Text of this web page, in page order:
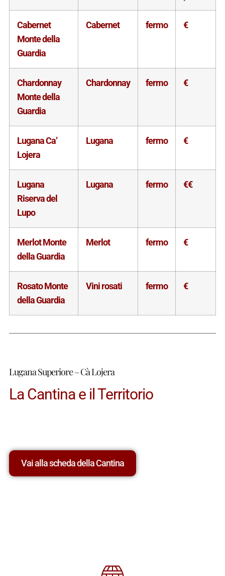
Cabernet
Monte della
Guardia
Cabernet fermo €
Chardonnay
Monte della
Guardia
Chardonnay fermo €
Lugana Ca’
Lojera
Lugana fermo €
Lugana
Riserva del
Lupo
Lugana fermo €€
Merlot Monte
della Guardia
Merlot fermo €
Rosato Monte
della Guardia
Vini rosati fermo €
Lugana Superiore – Cà Lojera
La Cantina e il Territorio
Vai alla scheda della Cantina